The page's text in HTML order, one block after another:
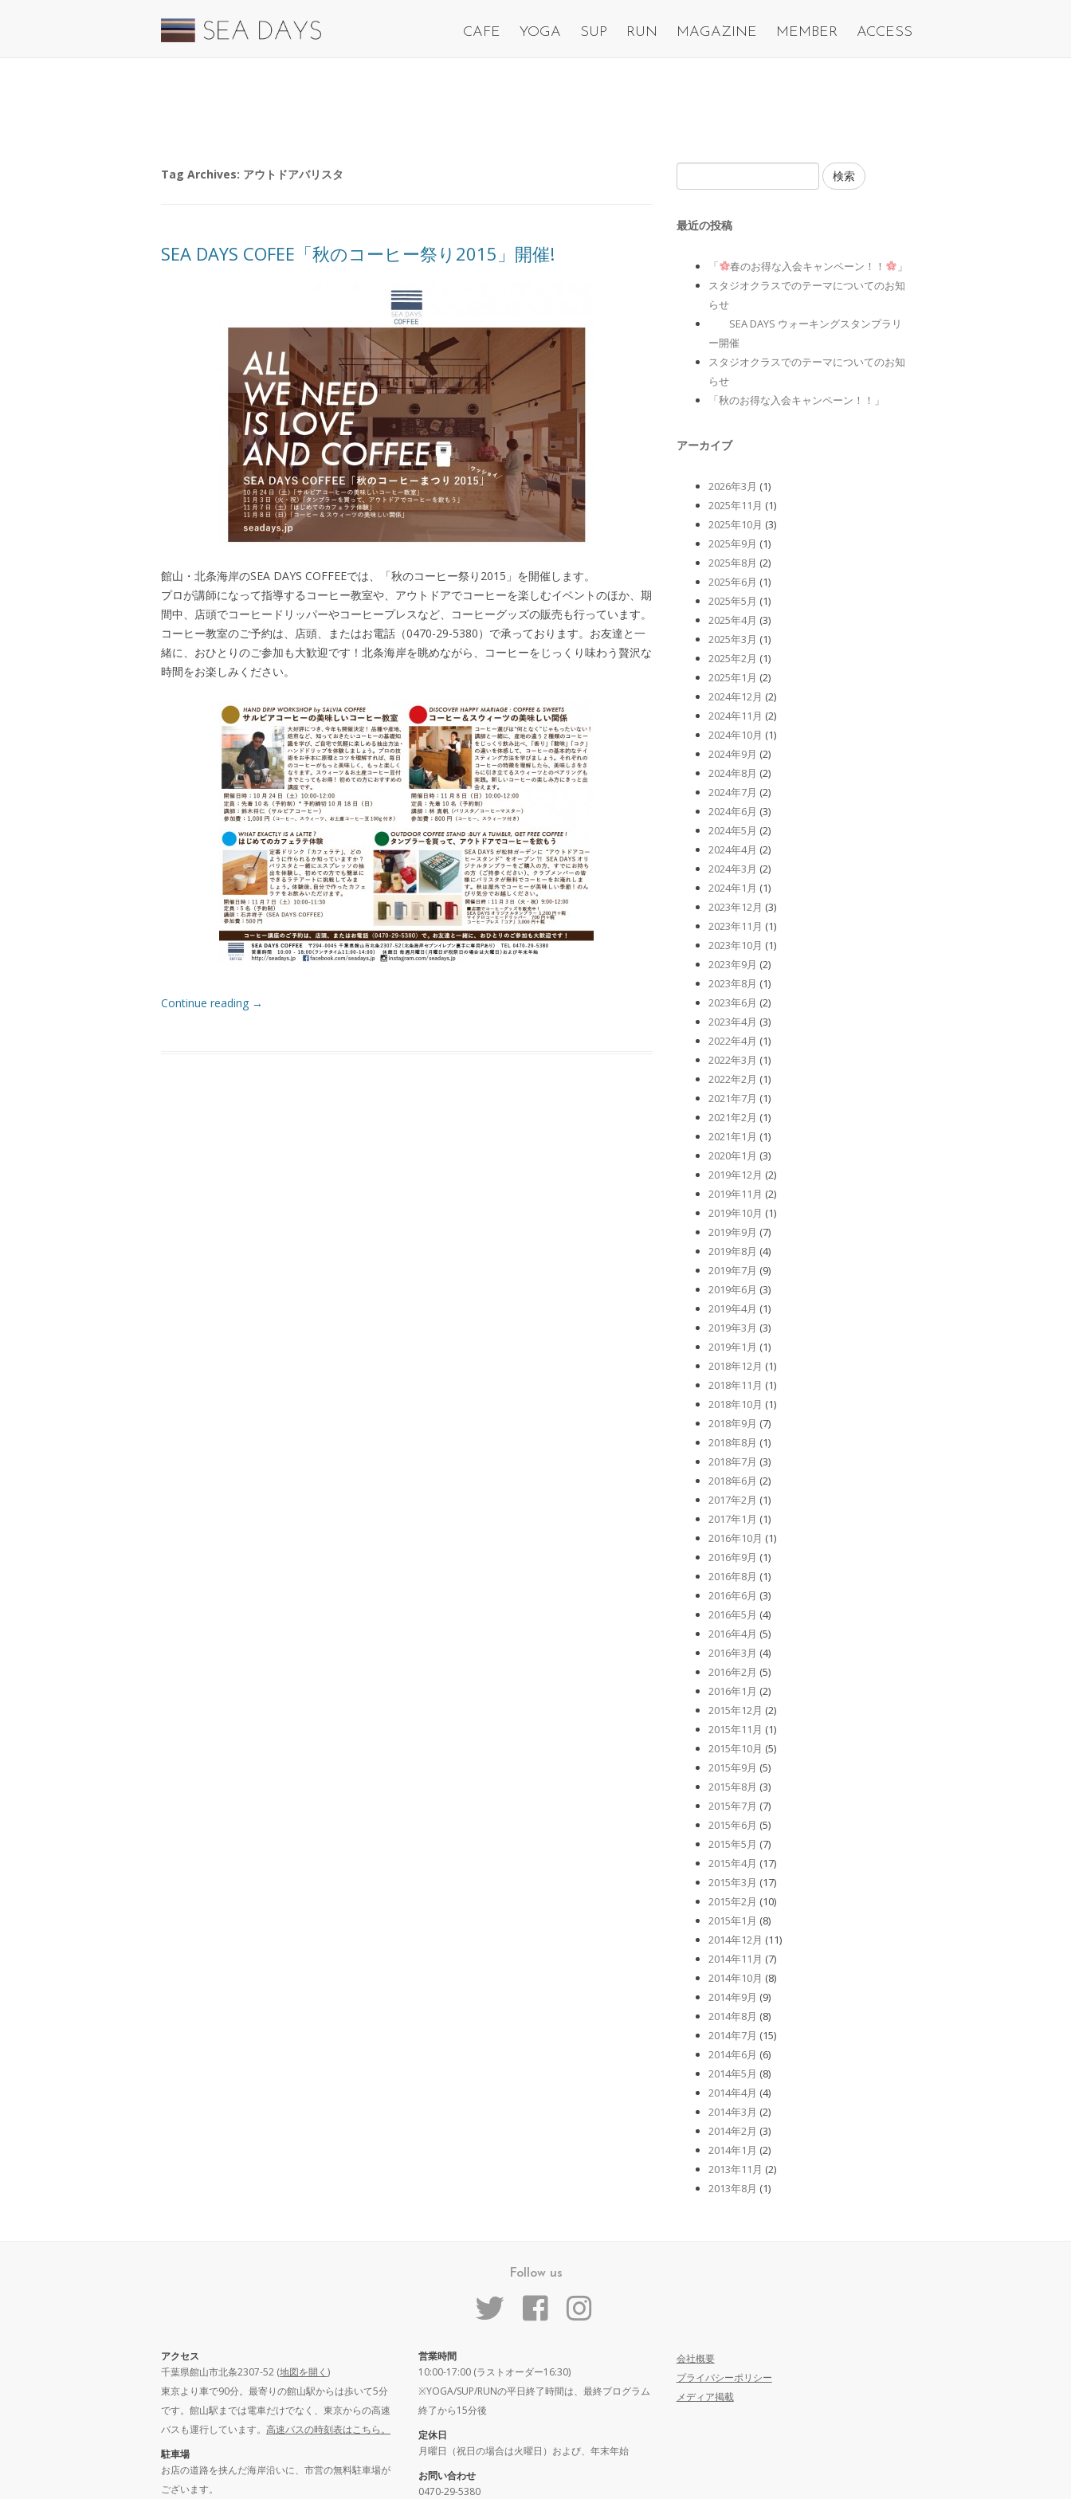
CAFE YOGA SUP RUN MAGAZINE MEMBER ACCESS
Tag Archives: アウトドアバリスタ
SEA DAYS COFEE「秋のコーヒー祭り2015」開催!
館山・北条海岸のSEA DAYS COFFEEでは、「秋のコーヒー祭り2015」を開催します。
プロが講師になって指導するコーヒー教室や、アウトドアでコーヒーを楽しむイベントのほか、期
間中、店頭でコーヒードリッパーやコーヒープレスなど、コーヒーグッズの販売も行っています。
コーヒー教室のご予約は、店頭、またはお電話（0470-29-5380）で承っております。お友達と一
緒に、おひとりのご参加も大歓迎です！北条海岸を眺めながら、コーヒーをじっくり味わう贅沢な
時間をお楽しみください。
Continue reading →
検索
最近の投稿
「 春のお得な入会キャンペーン！！
」
スタジオクラスでのテーマについてのお知
らせ
SEA DAYS ウォーキングスタンプラリ
ー開催
スタジオクラスでのテーマについてのお知
らせ
「秋のお得な入会キャンペーン！！」
アーカイブ
2026年3月 (1)
2025年11月 (1)
2025年10月 (3)
2025年9月 (1)
2025年8月 (2)
2025年6月 (1)
2025年5月 (1)
2025年4月 (3)
2025年3月 (1)
2025年2月 (1)
2025年1月 (2)
2024年12月 (2)
2024年11月 (2)
2024年10月 (1)
2024年9月 (2)
2024年8月 (2)
2024年7月 (2)
2024年6月 (3)
2024年5月 (2)
2024年4月 (2)
2024年3月 (2)
2024年1月 (1)
2023年12月 (3)
2023年11月 (1)
2023年10月 (1)
2023年9月 (2)
2023年8月 (1)
2023年6月 (2)
2023年4月 (3)
2022年4月 (1)
2022年3月 (1)
2022年2月 (1)
2021年7月 (1)
2021年2月 (1)
2021年1月 (1)
2020年1月 (3)
2019年12月 (2)
2019年11月 (2)
2019年10月 (1)
2019年9月 (7)
2019年8月 (4)
2019年7月 (9)
2019年6月 (3)
2019年4月 (1)
2019年3月 (3)
2019年1月 (1)
2018年12月 (1)
2018年11月 (1)
2018年10月 (1)
2018年9月 (7)
2018年8月 (1)
2018年7月 (3)
2018年6月 (2)
2017年2月 (1)
2017年1月 (1)
2016年10月 (1)
2016年9月 (1)
2016年8月 (1)
2016年6月 (3)
2016年5月 (4)
2016年4月 (5)
2016年3月 (4)
2016年2月 (5)
2016年1月 (2)
2015年12月 (2)
2015年11月 (1)
2015年10月 (5)
2015年9月 (5)
2015年8月 (3)
2015年7月 (7)
2015年6月 (5)
2015年5月 (7)
2015年4月 (17)
2015年3月 (17)
2015年2月 (10)
2015年1月 (8)
2014年12月 (11)
2014年11月 (7)
2014年10月 (8)
2014年9月 (9)
2014年8月 (8)
2014年7月 (15)
2014年6月 (6)
2014年5月 (8)
2014年4月 (4)
2014年3月 (2)
2014年2月 (3)
2014年1月 (2)
2013年11月 (2)
2013年8月 (1)
Follow us
アクセス
千葉県館山市北条2307-52 (地図を開く )
東京より車で90分。最寄りの館山駅からは歩いて5分
です。館山駅までは電車だけでなく、東京からの高速
バスも運行しています。 高速バスの時刻表はこちら。
駐車場
お店の道路を挟んだ海岸沿いに、市営の無料駐車場が
ございます。
営業時間
10:00-17:00 (ラストオーダー16:30)
※YOGA/SUP/RUNの平日終了時間は、最終プログラム
終了から15分後
定休日
月曜日（祝日の場合は火曜日）および、年末年始
お問い合わせ
0470-29-5380
会社概要
プライバシーポリシー
メディア掲載